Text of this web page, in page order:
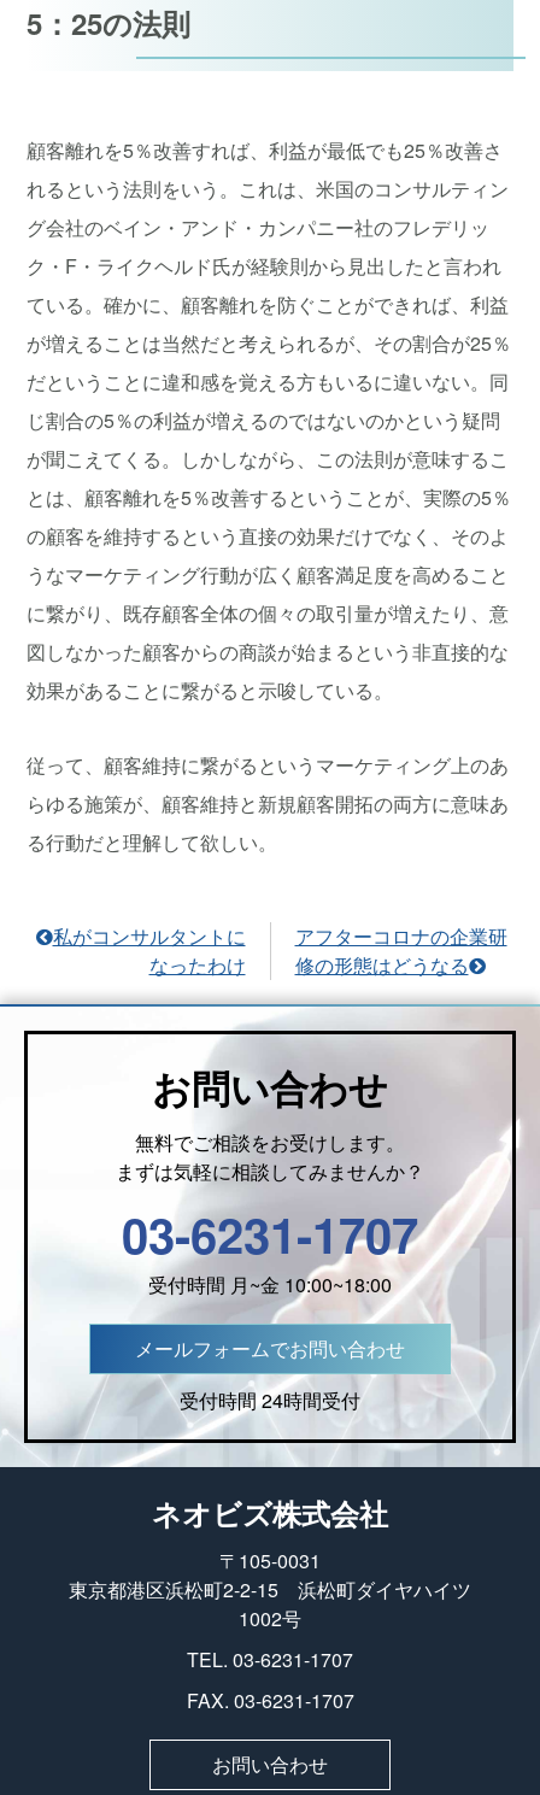
5：25の法則
顧客離れを5％改善すれば、利益が最低でも25％改善さ
れるという法則をいう。これは、米国のコンサルティン
グ会社のベイン・アンド・カンパニー社のフレデリッ
ク・F・ライクヘルド氏が経験則から見出したと言われ
ている。確かに、顧客離れを防ぐことができれば、利益
が増えることは当然だと考えられるが、その割合が25％
だということに違和感を覚える方もいるに違いない。同
じ割合の5％の利益が増えるのではないのかという疑問
が聞こえてくる。しかしながら、この法則が意味するこ
とは、顧客離れを5％改善するということが、実際の5％
の顧客を維持するという直接の効果だけでなく、そのよ
うなマーケティング行動が広く顧客満足度を高めること
に繋がり、既存顧客全体の個々の取引量が増えたり、意
図しなかった顧客からの商談が始まるという非直接的な
効果があることに繋がると示唆している。
従って、顧客維持に繋がるというマーケティング上のあ
らゆる施策が、顧客維持と新規顧客開拓の両方に意味あ
る行動だと理解して欲しい。
私がコンサルタントに
なったわけ
アフターコロナの企業研
修の形態はどうなる
お問い合わせ
無料でご相談をお受けします。
まずは気軽に相談してみませんか？
03-6231-1707
受付時間 月~金 10:00~18:00
メールフォームでお問い合わせ
受付時間 24時間受付
ネオビズ株式会社
〒105-0031
東京都港区浜松町2-2-15 浜松町ダイヤハイツ
1002号
TEL. 03-6231-1707
FAX. 03-6231-1707
お問い合わせ